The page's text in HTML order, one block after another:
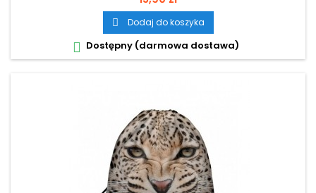
 Dodaj do koszyka
 Dostępny (darmowa dostawa)